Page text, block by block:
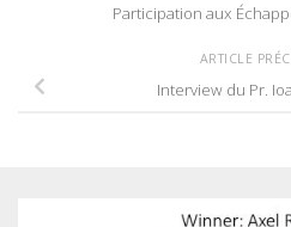
Participation aux
ARTICLE
Interview du Pr.